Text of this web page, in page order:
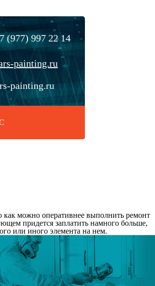
(977) 997 22 14
painting.ru
painting.ru
как можно оперативнее выполнить ремонт
придется заплатить намного больше,
или иного элемента на нем.